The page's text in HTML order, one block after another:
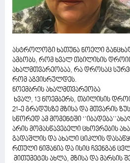
ასტროლოგი ხათუნა ნოელი
ამბობს, რომ ხვალ თბილისის
ახალმთვარეობაა, რა დროსაც
რომ აგვისრულდეს.
ნოემბრის ახალმთვარეობა
ხვალ, 13 ნოემბერს, თბილისის
21-ე გრადუსზე მზისა და მთვარის
სწორედ ამ მომენტში
არის მომასწავებელი ცხოვრების
გადაშლის და ახალი ციკლის
რთული ნიშანია და ისიც ჩვენგან
მითუმეტეს ახლა, მზისა და მარსის